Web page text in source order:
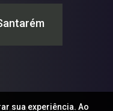
sua experiência. Ao